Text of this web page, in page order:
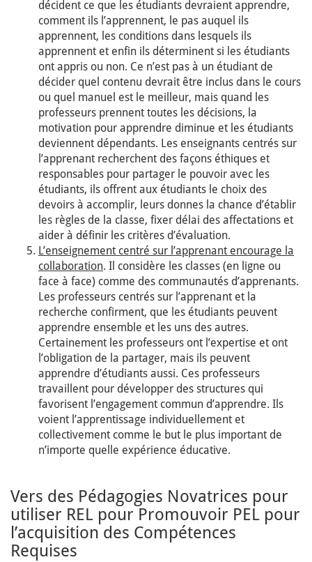
décident ce que les étudiants devraient apprendre,
comment ils l’apprennent, le pas auquel ils
apprennent, les conditions dans lesquels ils
apprennent et enfin ils déterminent si les étudiants
ont appris ou non. Ce n’est pas à un étudiant de
décider quel contenu devrait être inclus dans le cours
ou quel manuel est le meilleur, mais quand les
professeurs prennent toutes les décisions, la
motivation pour apprendre diminue et les étudiants
deviennent dépendants. Les enseignants centrés sur
l’apprenant recherchent des façons éthiques et
responsables pour partager le pouvoir avec les
étudiants, ils offrent aux étudiants le choix des
devoirs à accomplir, leurs donnes la chance d’établir
les règles de la classe, fixer délai des affectations et
aider à définir les critères d’évaluation.
L’enseignement centré sur l’apprenant encourage la
collaboration. Il considère les classes (en ligne ou
face à face) comme des communautés d’apprenants.
Les professeurs centrés sur l’apprenant et la
recherche confirment, que les étudiants peuvent
apprendre ensemble et les uns des autres.
Certainement les professeurs ont l’expertise et ont
l’obligation de la partager, mais ils peuvent
apprendre d’étudiants aussi. Ces professeurs
travaillent pour développer des structures qui
favorisent l’engagement commun d’apprendre. Ils
voient l’apprentissage individuellement et
collectivement comme le but le plus important de
n’importe quelle expérience éducative.
Vers des Pédagogies Novatrices pour
utiliser REL pour Promouvoir PEL pour
l’acquisition des Compétences
Requises